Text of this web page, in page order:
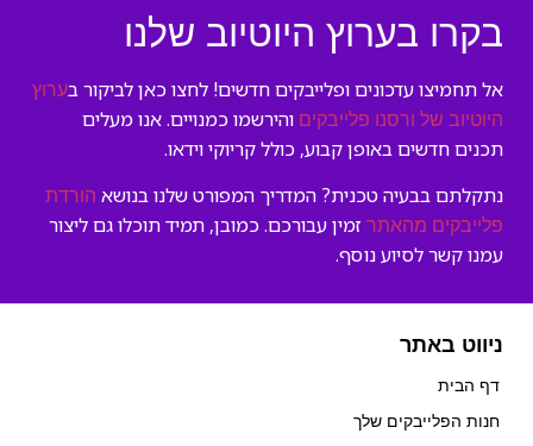
בקרו בערוץ היוטיוב שלנו
אל תחמיצו עדכונים ופלייבקים חדשים! לחצו כאן לביקור בערוץ
היוטיוב של ורסנו פלייבקים והירשמו כמנויים. אנו מעלים
תכנים חדשים באופן קבוע, כולל קריוקי וידאו.
נתקלתם בבעיה טכנית? המדריך המפורט שלנו בנושא הורדת
פלייבקים מהאתר זמין עבורכם. כמובן, תמיד תוכלו גם ליצור
עמנו קשר לסיוע נוסף.
ניווט באתר
דף הבית
חנות הפלייבקים שלך